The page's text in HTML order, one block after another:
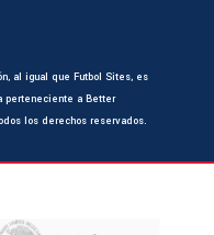
al igual que Futbol Sites, es
perteneciente a Better
los derechos reservados.